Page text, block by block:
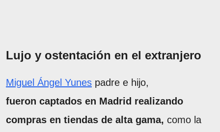
Lujo y ostentación en el extranjero
Miguel Ángel Yunes padre e hijo,
fueron captados en Madrid realizando
compras en tiendas de alta gama, como la